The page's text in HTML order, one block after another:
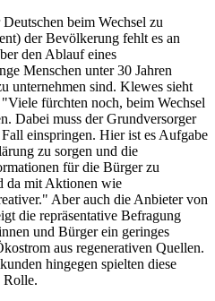
beim Wechsel zu
der Bevölkerung fehlt es an
den Ablauf eines
Menschen unter 30 Jahren
unternehmen sind. Klewes sieht
fürchten noch, beim Wechsel
Dabei muss der Grundversorger
einspringen. Hier ist es Aufgabe
zu sorgen und die
für die Bürger zu
da mit Aktionen wie
Aber auch die Anbieter von
die repräsentative Befragung
und Bürger ein geringes
aus regenerativen Quellen.
hingegen spielten diese
Rolle.